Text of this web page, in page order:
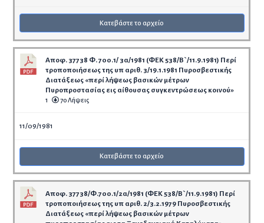
Κατεβάστε το αρχείο
Αποφ. 37738 Φ. 700.1/ 3α/1981 (ΦΕΚ 538/Β`/11.9.1981) Περί
τροποποιήσεως της υπ αριθ. 3/19.1.1981 Πυροσβεστικής
Διατάξεως «περί λήψεως βασικών μέτρων
Πυροπροστασίας εις αίθουσας συγκεντρώσεως κοινού»
1 70 Λήψεις
11/09/1981
Κατεβάστε το αρχείο
Αποφ. 37738/Φ.700.1/2α/1981 (ΦΕΚ 538/Β`/11.9.1981) Περί
τροποποιήσεως της υπ αριθ. 2/3.2.1979 Πυροσβεστικής
Διατάξεως «περί λήψεως βασικών μέτρων